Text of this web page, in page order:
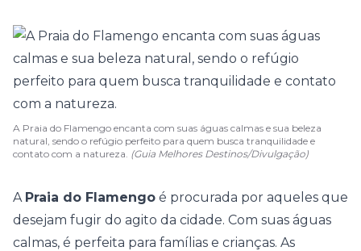
A Praia do Flamengo encanta com suas águas calmas e sua beleza
natural, sendo o refúgio perfeito para quem busca tranquilidade e
contato com a natureza. (Guia Melhores Destinos/Divulgação)
A Praia do Flamengo é procurada por aqueles que
desejam fugir do agito da cidade. Com suas águas
calmas, é perfeita para famílias e crianças. As